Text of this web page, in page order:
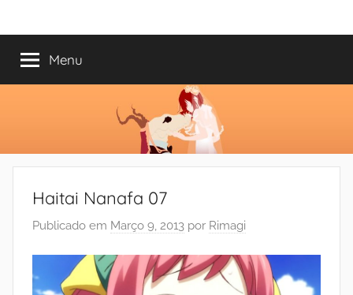
paraMundo
do
anos
a
romances
Menu
Haitai Nanafa 07
Publicado em Março 9, 2013 por Rimagi